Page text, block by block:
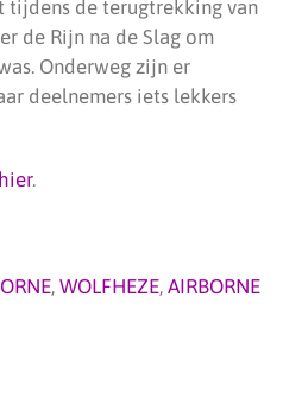
tijdens de terugtrekking van
de Rijn na de Slag om
Onderweg zijn er
deelnemers iets lekkers
hier.
, WOLFHEZE, AIRBORNE